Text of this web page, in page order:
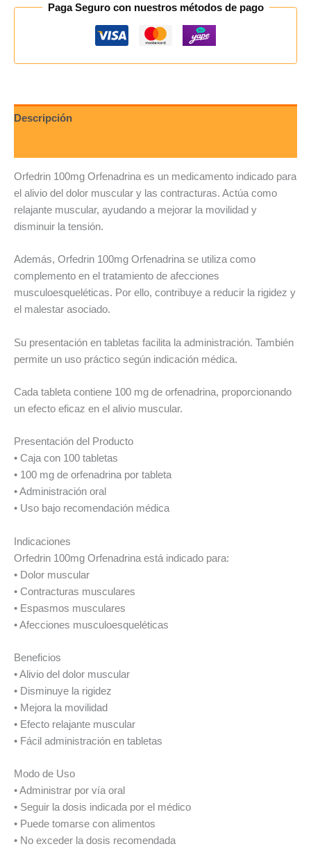
Paga Seguro con nuestros métodos de pago
Descripción
Orfedrin 100mg Orfenadrina es un medicamento indicado para
el alivio del dolor muscular y las contracturas. Actúa como
relajante muscular, ayudando a mejorar la movilidad y
disminuir la tensión.
Además, Orfedrin 100mg Orfenadrina se utiliza como
complemento en el tratamiento de afecciones
musculoesqueléticas. Por ello, contribuye a reducir la rigidez y
el malestar asociado.
Su presentación en tabletas facilita la administración. También
permite un uso práctico según indicación médica.
Cada tableta contiene 100 mg de orfenadrina, proporcionando
un efecto eficaz en el alivio muscular.
Presentación del Producto
• Caja con 100 tabletas
• 100 mg de orfenadrina por tableta
• Administración oral
• Uso bajo recomendación médica
Indicaciones
Orfedrin 100mg Orfenadrina está indicado para:
• Dolor muscular
• Contracturas musculares
• Espasmos musculares
• Afecciones musculoesqueléticas
Beneficios
• Alivio del dolor muscular
• Disminuye la rigidez
• Mejora la movilidad
• Efecto relajante muscular
• Fácil administración en tabletas
Modo de Uso
• Administrar por vía oral
• Seguir la dosis indicada por el médico
• Puede tomarse con alimentos
• No exceder la dosis recomendada